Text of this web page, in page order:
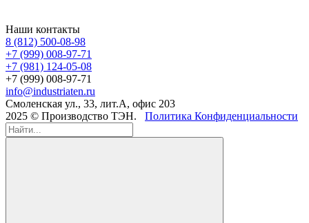
Наши контакты
8 (812) 500-08-98
+7 (999) 008-97-71
+7 (981) 124-05-08
+7 (999) 008-97-71
info@industriaten.ru
Смоленская ул., 33, лит.А, офис 203
2025 © Производство ТЭН. Политика Конфиденциальности